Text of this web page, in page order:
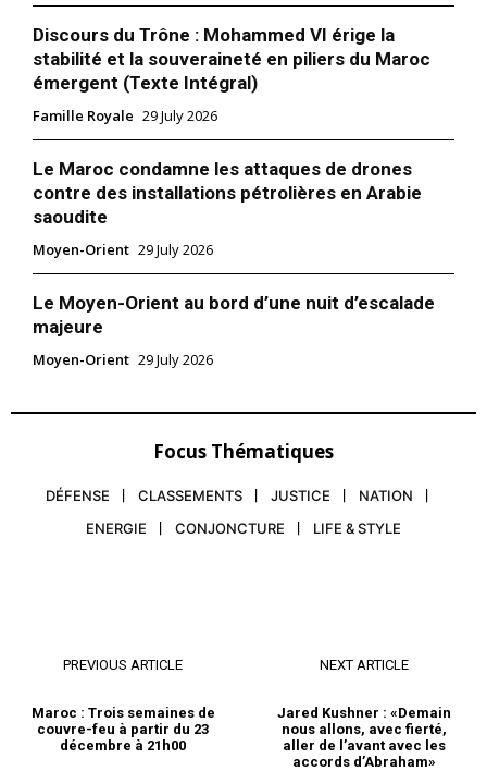
Discours du Trône : Mohammed VI érige la
stabilité et la souveraineté en piliers du Maroc
émergent (Texte Intégral)
Famille Royale 29 July 2026
Le Maroc condamne les attaques de drones
contre des installations pétrolières en Arabie
saoudite
Moyen-Orient 29 July 2026
Le Moyen-Orient au bord d’une nuit d’escalade
majeure
Moyen-Orient 29 July 2026
Focus Thématiques
DÉFENSE CLASSEMENTS JUSTICE
NATION
ENERGIE
CONJONCTURE LIFE & STYLE
PREVIOUS ARTICLE
Maroc : Trois semaines de
couvre-feu à partir du 23
décembre à 21h00
NEXT ARTICLE
Jared Kushner : «Demain
nous allons, avec fierté,
aller de l’avant avec les
accords d’Abraham»